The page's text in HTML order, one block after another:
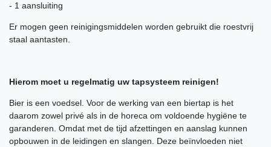
- 1 aansluiting
Er mogen geen reinigingsmiddelen worden gebruikt die roestvrij
staal aantasten.
Hierom moet u regelmatig uw tapsysteem reinigen!
Bier is een voedsel. Voor de werking van een biertap is het
daarom zowel privé als in de horeca om voldoende hygiëne te
garanderen. Omdat met de tijd afzettingen en aanslag kunnen
opbouwen in de leidingen en slangen. Deze beïnvloeden niet